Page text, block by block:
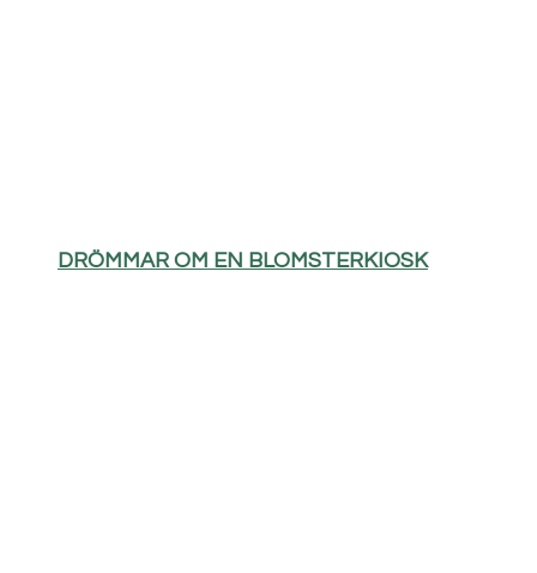
DRÖMMAR OM EN BLOMSTERKIOSK